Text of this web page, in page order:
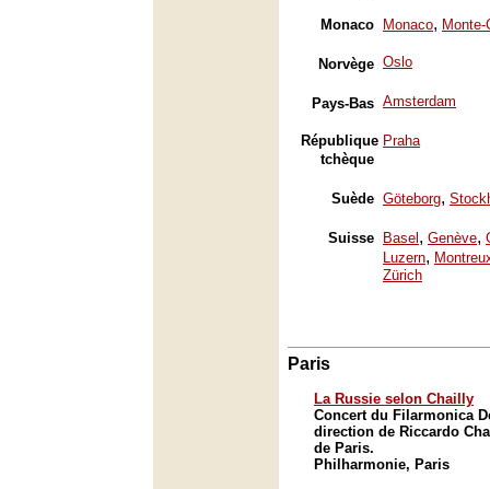
Monaco Monaco, Monte-
Norvège Oslo
Pays-Bas Amsterdam
République
tchèque
Praha
Suède Göteborg,
Suisse Basel , Genève,
Luzern,
Zürich
Paris
La Russie selon Chailly
Concert du Filarmonica
direction de Riccardo
de Paris.
Philharmonie, Paris